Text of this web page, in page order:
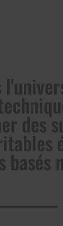
des
basés